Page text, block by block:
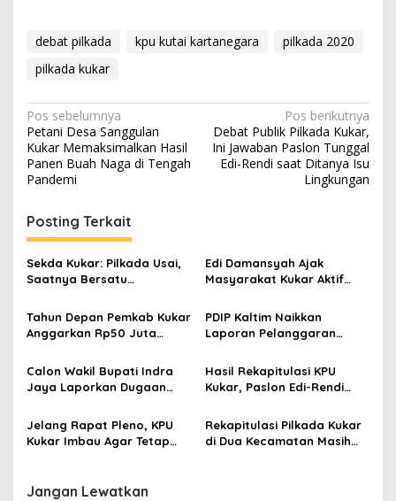
debat pilkada kpu kutai kartanegara
pilkada 2020
pilkada kukar
Navigasi
pos
Pos sebelumnya
Petani Desa Sanggulan
Kukar Memaksimalkan Hasil
Panen Buah Naga di Tengah
Pandemi
Pos berikutnya
Debat Publik Pilkada Kukar,
Ini Jawaban Paslon Tunggal
Edi-Rendi saat Ditanya Isu
Lingkungan
Posting Terkait
Sekda Kukar: Pilkada Usai,
Saatnya Bersatu
Edi Damansyah Ajak
Masyarakat Kukar Aktif
Tahun Depan Pemkab Kukar
Anggarkan Rp50 Juta
PDIP Kaltim Naikkan
Laporan Pelanggaran
Pemenangan Paslon
Pilkada Mahulu
Calon Wakil Bupati Indra
Jaya Laporkan Dugaan
Mahakam Ulu
Hasil Rekapitulasi KPU
Kukar, Paslon Edi-Rendi
Jelang Rapat Pleno, KPU
Kukar Imbau Agar Tetap
Rekapitulasi Pilkada Kukar
di Dua Kecamatan Masih
Jangan Lewatkan